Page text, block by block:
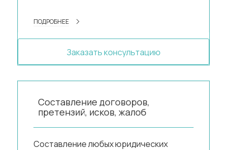
ПОДРОБНЕЕ
Заказать консультацию
Составление договоров,
претензий, исков, жалоб
Составление любых юридических